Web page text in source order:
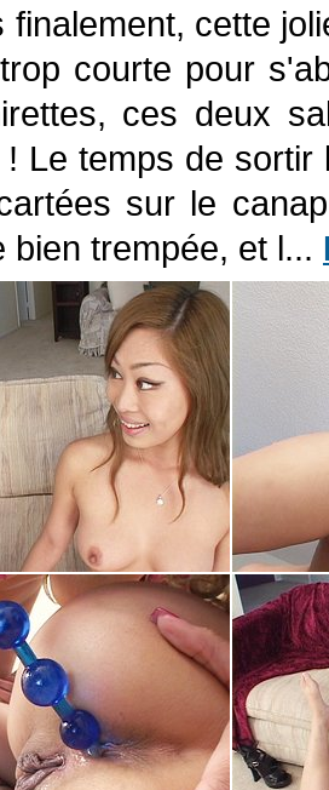
finalement, cette
courte pour
ces deux
Le temps de
sur le
bien trempée, et l...